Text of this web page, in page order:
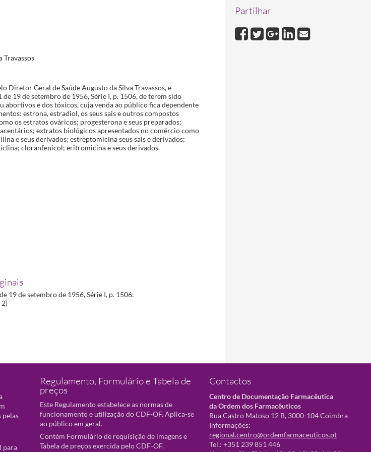
Partilhar
Travassos
Diretor Geral de Saúde Augusto da Silva Travassos, e
19 de setembro de 1956, Série I, p. 1506, de terem sido
abortivos e dos tóxicos, cuja venda ao público fica dependente
estrona, estradiol, os seus sais e outros compostos
os estratos ováricos; progesterona e seus preparados;
extratos biológicos apresentados no comércio como
e seus derivados; estreptomicina seus sais e derivados;
cloranfenicol; eritromicina e seus derivados.
19 de setembro de 1956, Série I, p. 1506:
2)
pelas
para
Regulamento, Formulário e Tabela de
preços
Este Regulamento estabelece as normas de
funcionamento e utilização do CDF-OF. Aplica-se
ao público em geral.
Contém Formulário de requisição de imagens e
Tabela de preços exercida pelo CDF-OF.
Contactos
Centro de Documentação Farmacêutica
da Ordem dos Farmacêuticos
Rua Castro Matoso 12 B, 3000-104 Coimbra
Informações:
regional.centro@ordemfarmaceuticos.pt
Tel.: +351 239 851 446